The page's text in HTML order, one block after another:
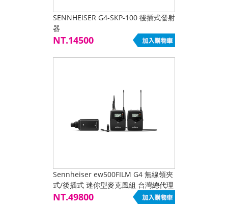
SENNHEISER G4-SKP-100 後插式發射
器
NT.14500
Sennheiser ew500FILM G4 無線領夾
式/後插式 迷你型麥克風組 台灣總代理
米地摩爾公司貨 非市場低價平行輸入
NT.49800